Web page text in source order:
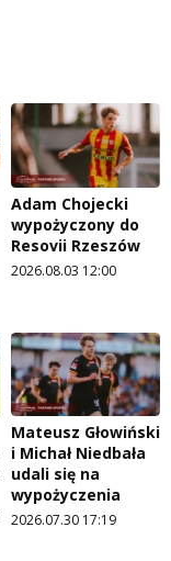
Adam Chojecki
wypożyczony do
Resovii Rzeszów
2026.08.03 12:00
Mateusz Głowiński
i Michał Niedbała
udali się na
wypożyczenia
2026.07.30 17:19